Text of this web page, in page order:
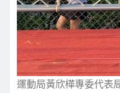
運動局黃欣樺專委代表